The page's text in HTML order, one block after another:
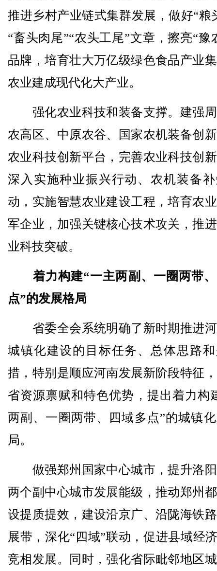
推进乡村产业链式集群发展，做好“粮
“畜头肉尾”“农头工尾”文章，擦亮“豫
品牌，培育壮大万亿级绿色食品产业
农业建成现代化大产业。
强化农业科技和装备支撑。建强
农高区、中原农谷、国家农机装备创
农业科技创新平台，完善农业科技创
深入实施种业振兴行动、农机装备
动，实施智慧农业建设工程，培育农
军企业，加强关键核心技术攻关，推
业科技突破。
着力构建“一主两副、一圈两带
点”的发展格局
省委全会系统明确了新时期推进
城镇化建设的目标任务、总体思路
措，特别是顺应河南发展新阶段特征
省资源禀赋和特色优势，提出着力构
两副、一圈两带、四域多点”的城镇
局。
做强郑州国家中心城市，提升洛
两个副中心城市发展能级，推动郑州
设提质提效，建设沿京广、沿陇海铁
展带，深化“四域”联动，促进县域经
竞相发展。同时，强化省际毗邻地区